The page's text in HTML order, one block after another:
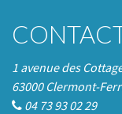
1 avenue des
63000 Clermont-
04 73 93 02 29